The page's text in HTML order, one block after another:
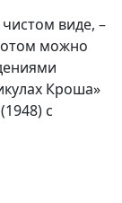
чистом виде, –
можно
Кроша»
с